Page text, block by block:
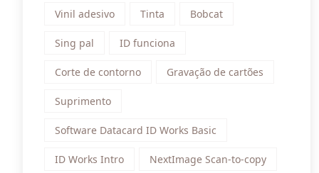
Vinil adesivo Tinta Bobcat
Sing pal ID funciona
Corte de contorno Gravação de cartões
Suprimento
Software Datacard ID Works Basic
ID Works Intro NextImage Scan-to-copy